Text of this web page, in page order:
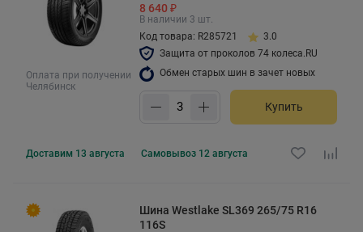
Оплата при получении
Челябинск
8 640 ₽
В наличии 3 шт.
Код товара: R285721
3.0
Защита от проколов 74 колеса.RU
Обмен старых шин в зачет новых
Купить
Доставим 13 августа Самовывоз 12 августа
Шина Westlake SL369 265/75 R16
116S